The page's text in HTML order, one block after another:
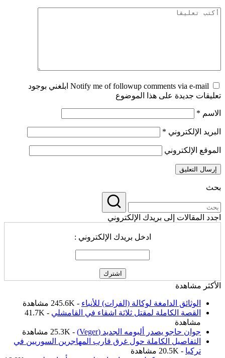
Notify me of followup comments via e-mail ابلغني بوجود
تعليقات جديدة على هذا الموضوع
الاسم *
البريد الإلكتروني *
الموقع الإلكتروني
بحث
اجدد المقالات إلى بريدك الإلكتروني
ادخل بريدك الإلكتروني :
الأكثر مشاهدة
الوثائق الدامغة لوكالة (الفرات) للأنباء - 245.6K مشاهدة
القصة الكاملة لمقتل ثلاثة اشقاء في القامشلي
- 41.7K
مشاهدة
جوان حاجو يصدر ألبومه الجديد (Veger)
- 25.3K مشاهدة
التفاصيل الكاملة حول غرق قارب المهاجرين السوريين في
تركيا - 20.5K مشاهدة